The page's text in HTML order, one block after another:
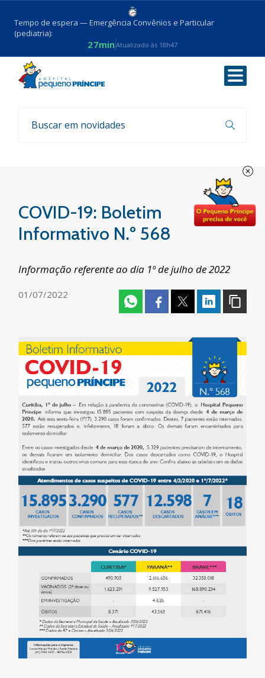
Tempo de espera — Emergência Convênios e Particular
(pediatria):
27min Atualizado às 18h47
Voltar
Boletim COVID-19
COVID-19: Boletim
Informativo N.º 568
Informação referente ao dia 1º de julho de 2022
01/07/2022